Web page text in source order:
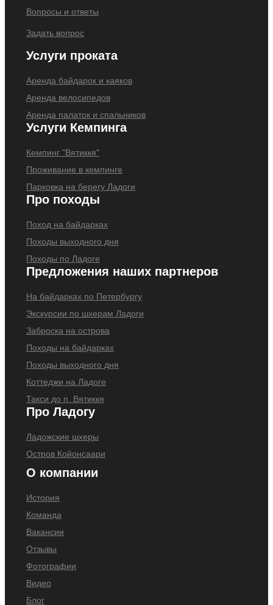
Вопросы и ответы
Задать вопрос
Услуги проката
Аренда байдарок и каяков
Аренда велосипедов
Аренда палаток и спальников
Услуги Кемпинга
Кемпинг "Вятиккя"
Проживание в кемпинге
Парковка на берегу Ладоги
Про походы
Поход на байдарках
Походы выходного дня
Походы по Ладоге
Предложения наших партнеров
На байдарках по Петербургу
Экскурсии по шхерам Ладоги
Заброска на острова
Походы на байдарках
Походы выходного дня
Коттеджи на Ладоге
Такси до п. Вятиккя
Про Ладогу
Ладожские шхеры
Остров Койонсаари
О компании
История
Команда
Вакансии
Отзывы
Фотографии
Видео
Блог